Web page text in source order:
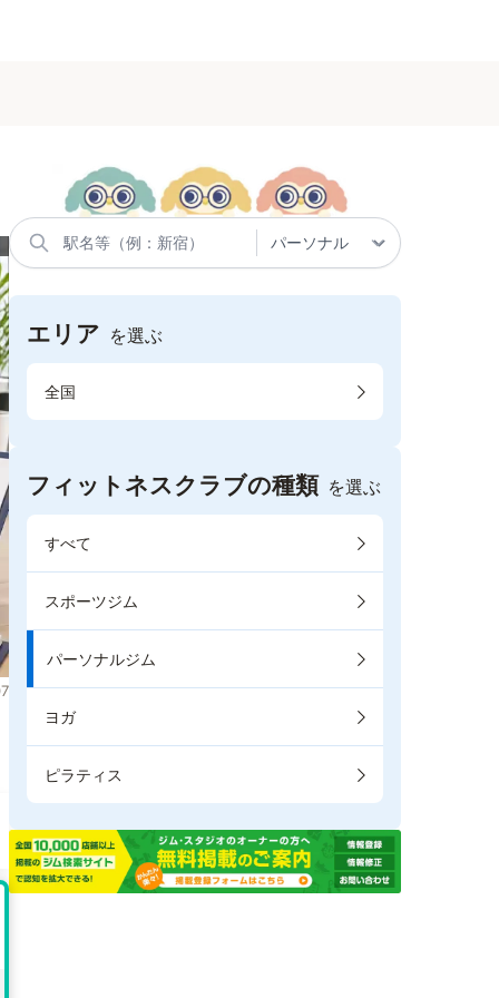
エリア を選ぶ
全国
フィットネスクラブの種類 を選ぶ
すべて
スポーツジム
パーソナルジム
ヨガ
ピラティス